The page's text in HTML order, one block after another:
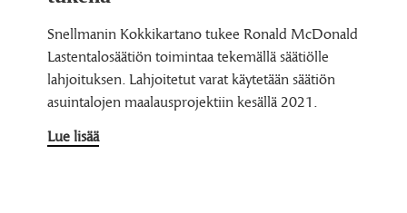
Snellmanin Kokkikartano tukee Ronald McDonald
Lastentalosäätiön toimintaa tekemällä säätiölle
lahjoituksen. Lahjoitetut varat käytetään säätiön
asuintalojen maalausprojektiin kesällä 2021.
Lue lisää